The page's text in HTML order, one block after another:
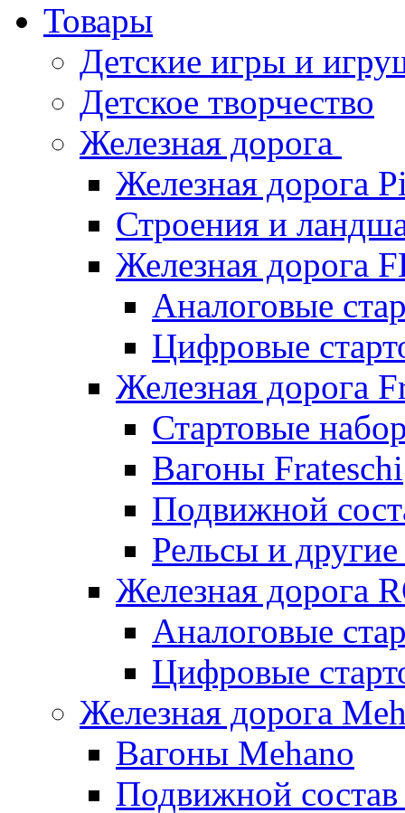
Товары
Детские игры и
Детское творчество
Железная дорога
Железная дорога
Строения и
Железная дорога
Аналоговые
Цифровые
Железная дорога
Стартовые
Вагоны Frateschi
Подвижной
Рельсы и
Железная дорога
Аналоговые
Цифровые
Железная дорога
Вагоны Mehano
Подвижной